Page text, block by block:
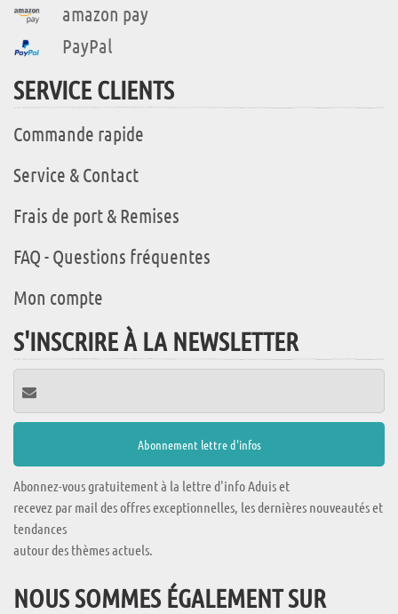
amazon pay
PayPal
SERVICE CLIENTS
Commande rapide
Service & Contact
Frais de port & Remises
FAQ - Questions fréquentes
Mon compte
S'INSCRIRE À LA NEWSLETTER
Abonnez-vous gratuitement à la lettre d'info Aduis et
recevez par mail des offres exceptionnelles, les dernières nouveautés et
tendances
autour des thèmes actuels.
NOUS SOMMES ÉGALEMENT SUR